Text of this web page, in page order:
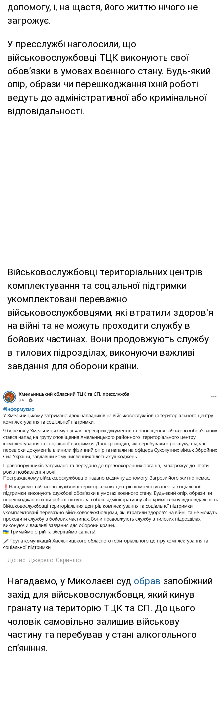
допомогу, і, на щастя, його життю нічого не
загрожує.
У пресслужбі наголосили, що
військовослужбовці ТЦК виконують свої
обов’язки в умовах воєнного стану. Будь-який
опір, образи чи перешкоджання їхній роботі
ведуть до адміністративної або кримінальної
відповідальності.
Військовослужбовці територіальних центрів
комплектування та соціальної підтримки
укомплектовані переважно
військовослужбовцями, які втратили здоров'я
на війні та не можуть проходити службу в
бойових частинах. Вони продовжують службу
в тилових підрозділах, виконуючи важливі
завдання для оборони країни.
Нагадаємо, у Миколаєві суд обрав запобіжний
захід для військовослужбовця, який кинув
гранату на територію ТЦК та СП. До цього
чоловік самовільно залишив військову
частину та перебував у стані алкогольного
сп’яніння.